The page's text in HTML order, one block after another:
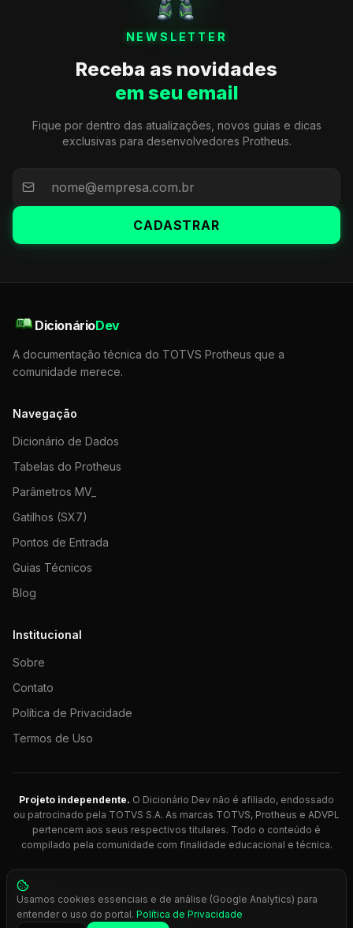
NEWSLETTER
Receba as novidades
em seu email
Fique por dentro das atualizações, novos guias e dicas
exclusivas para desenvolvedores Protheus.
CADASTRAR
DicionárioDev
A documentação técnica do TOTVS Protheus que a
comunidade merece.
Navegação
Dicionário de Dados
Tabelas do Protheus
Parâmetros MV_
Gatilhos (SX7)
Pontos de Entrada
Guias Técnicos
Blog
Institucional
Sobre
Contato
Política de Privacidade
Termos de Uso
Projeto independente. O Dicionário Dev não é afiliado, endossado
ou patrocinado pela TOTVS S.A. As marcas TOTVS, Protheus e ADVPL
pertencem aos seus respectivos titulares. Todo o conteúdo é
compilado pela comunidade com finalidade educacional e técnica.
© 2026 Dicionário Dev. Feito com 💚 para desenvolvedores
Protheus.
Press Ctrl+K
Usamos cookies essenciais e de análise (Google Analytics) para
entender o uso do portal. Política de Privacidade